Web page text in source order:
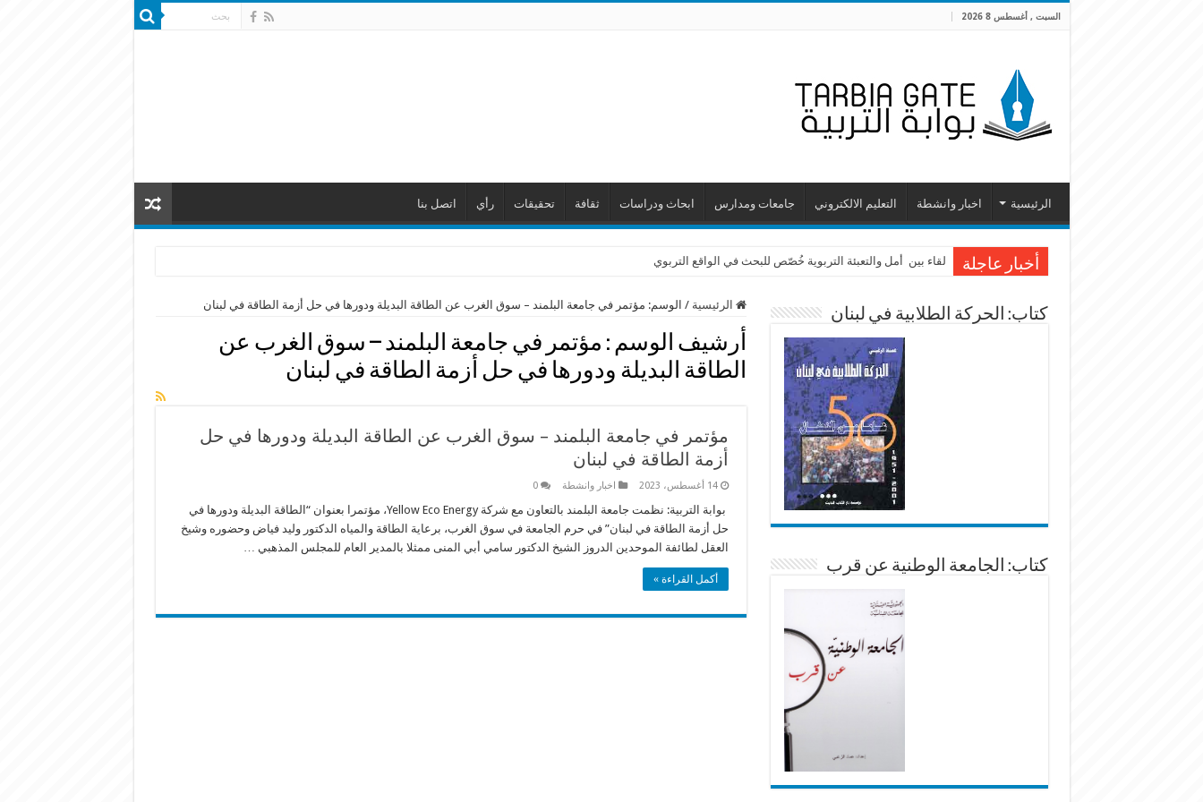
السبت , أغسطس 8 2026
الرئيسية اخبار وانشطة التعليم الالكتروني جامعات ومدارس ابحاث ودراسات ثقافة تحقيقات رأي اتصل بنا
أخبار عاجلة لقاء بين أمل والتعبئة التربوية خُصّص للبحث في الواقع التربوي
الرئيسية / الوسم: مؤتمر في جامعة البلمند – سوق الغرب عن الطاقة البديلة ودورها في حل أزمة الطاقة في لبنان
أرشيف الوسم : مؤتمر في جامعة البلمند – سوق الغرب عن
الطاقة البديلة ودورها في حل أزمة الطاقة في لبنان
مؤتمر في جامعة البلمند – سوق الغرب عن الطاقة البديلة ودورها في حل
أزمة الطاقة في لبنان
14 أغسطس، 2023 اخبار وانشطة 0
بوابة التربية: نظمت جامعة البلمند بالتعاون مع شركة Yellow Eco Energy، مؤتمرا بعنوان “الطاقة البديلة ودورها في
حل أزمة الطاقة في لبنان” في حرم الجامعة في سوق الغرب، برعاية الطاقة والمياه الدكتور وليد فياض وحضوره وشيخ
العقل لطائفة الموحدين الدروز الشيخ الدكتور سامي أبي المنى ممثلا بالمدير العام للمجلس المذهبي …
أكمل القراءة »
كتاب: الحركة الطلابية في لبنان
كتاب: الجامعة الوطنية عن قرب